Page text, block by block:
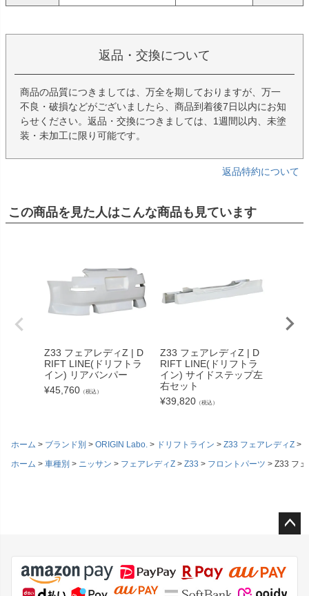
返品・交換について
商品の品質につきましては、万全を期しておりますが、万一
不良・破損などがございましたら、商品到着後7日以内にお知
らせください。返品・交換につきましては、1週間以内、未塗
装・未加工に限り可能です。
返品特約について
この商品を見た人はこんな商品も見ています
Z33 フェアレディZ | D
RIFT LINE(ドリフトラ
イン) リアバンパー
¥45,760 （税込）
Z33 フェアレディZ | D
RIFT LINE(ドリフトラ
イン) サイドステップ左
右セット
¥39,820 （税込）
ホーム ブランド別 ORIGIN Labo. ドリフトライン Z33 フェアレディZ
ホーム
車種別 ニッサン フェアレディZ Z33 フロントパーツ Z33 フ
ジト
ップ
へ